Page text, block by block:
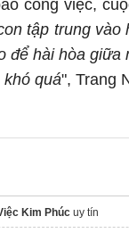
công việc,
tập trung vào
để hài hòa giữa
khó quá", Trang
Kim Phúc uy tín